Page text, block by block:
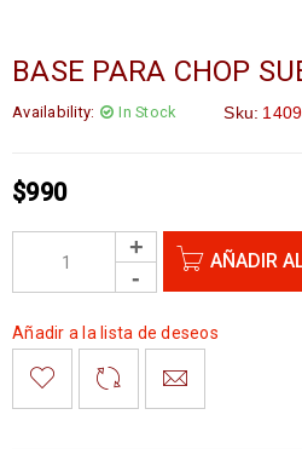
BASE PARA CHOP
Availability: In Stock Sku:
$990
AÑADIR
Añadir a la lista de deseos